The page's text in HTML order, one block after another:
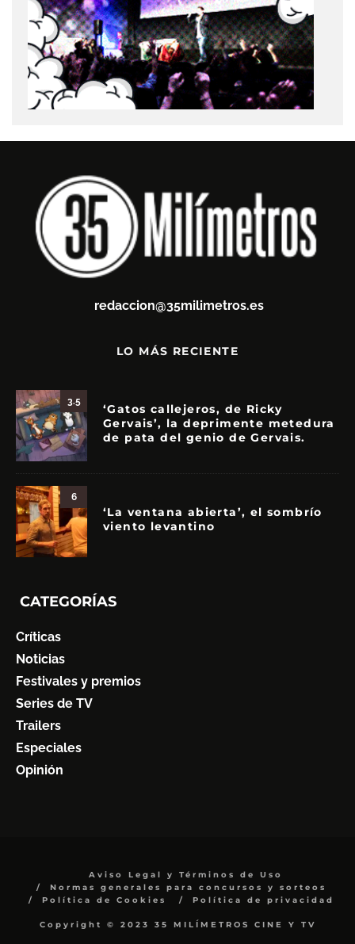
redaccion@35milimetros.es
LO MÁS RECIENTE
3.5
‘Gatos callejeros, de Ricky
Gervais’, la deprimente metedura
de pata del genio de Gervais.
6
‘La ventana abierta’, el sombrío
viento levantino
CATEGORÍAS
Críticas
Noticias
Festivales y premios
Series de TV
Trailers
Especiales
Opinión
Aviso Legal y Términos de Uso
Normas generales para concursos y sorteos
Política de Cookies
Política de privacidad
Copyright © 2023 35 MILÍMETROS CINE Y TV